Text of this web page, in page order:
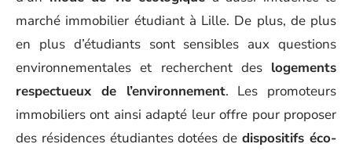
marché immobilier étudiant à Lille. De plus, de plus
en plus d’étudiants sont sensibles aux questions
environnementales et recherchent des logements
respectueux de l’environnement. Les promoteurs
immobiliers ont ainsi adapté leur offre pour proposer
des résidences étudiantes dotées dedispositifs éco-